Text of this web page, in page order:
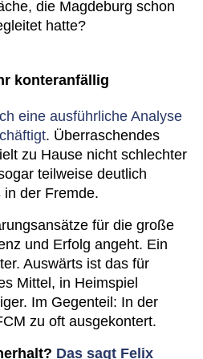
die Magdeburg schon
hatte?
konteranfällig
eine ausführliche Analyse
. Überraschendes
zu Hause nicht schlechter
teilweise deutlich
in der Fremde.
für die große
und Erfolg angeht. Ein
Auswärts ist das für
Mittel, in Heimspiel
Im Gegenteil: In der
zu oft ausgekontert.
Das sagt Felix